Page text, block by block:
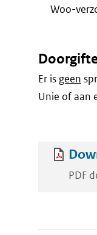
Woo-
Er is geen
Unie of aan
PDF